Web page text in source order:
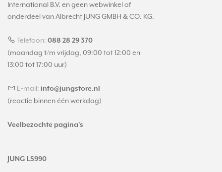
International B.V. en geen webwinkel of
onderdeel van Albrecht JUNG GMBH & CO. KG.
Telefoon: 088 28 29 370
(maandag t/m vrijdag, 09:00 tot 12:00 en
13:00 tot 17:00 uur)
E-mail: info@jungstore.nl
(reactie binnen één werkdag)
Veelbezochte pagina's
JUNG LS990